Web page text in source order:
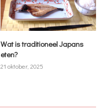
Wat is traditioneel Japans
eten?
21 oktober, 2025